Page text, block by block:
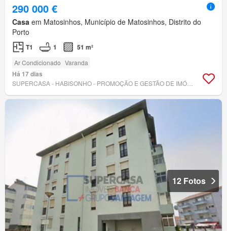
290 000 €
Casa em Matosinhos, Município de Matosinhos, Distrito do
Porto
T1 1 51 m²
Ar Condicionado Varanda
Há 17 dias
12 Fotos